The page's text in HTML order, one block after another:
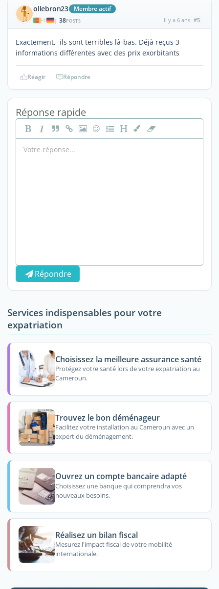
ollebron23 Membre actif
| 38POSTS il y a 6 ans #5
Exactement, ils sont terribles là-bas. Déjà reçus 3
informations différentes avec des prix exorbitants
Réagir Répondre
Réponse rapide
Répondre
Services indispensables pour votre
expatriation
Choisissez la meilleure assurance santé
Protégez votre santé lors de votre expatriation au
Cameroun.
Trouvez le bon déménageur
Facilitez votre installation au Cameroun avec un
expert du déménagement.
Ouvrez un compte bancaire adapté
Choisissez une banque qui comprendra vos
nouveaux besoins.
Réalisez un bilan fiscal
Mesurez l'impact fiscal de votre mobilité
internationale.